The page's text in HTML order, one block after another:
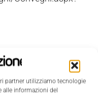
partner utilizziamo tecnologie
alle informazioni del